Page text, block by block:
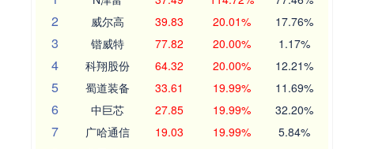
2 威尔高 39.83 20.01% 17.76%
3 锴威特 77.82 20.00% 1.17%
4 科翔股份 64.32 20.00% 12.21%
5 蜀道装备 33.61 19.99% 11.69%
6 中巨芯 27.85 19.99% 32.20%
7 广哈通信 19.03 19.99% 5.84%